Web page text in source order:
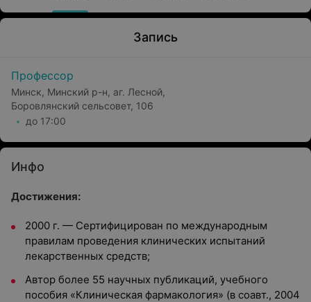
Запись
Профессор
Минск, Минский р-н, аг. Лесной,
Боровлянский сельсовет, 106
до 17:00
Инфо
Достижения:
2000 г. — Сертифицирован по международным
правилам проведения клинических испытаний
лекарственных средств;
Автор более 55 научных публикаций, учебного
пособия «Клиническая фармакология» (в соавт., 2004